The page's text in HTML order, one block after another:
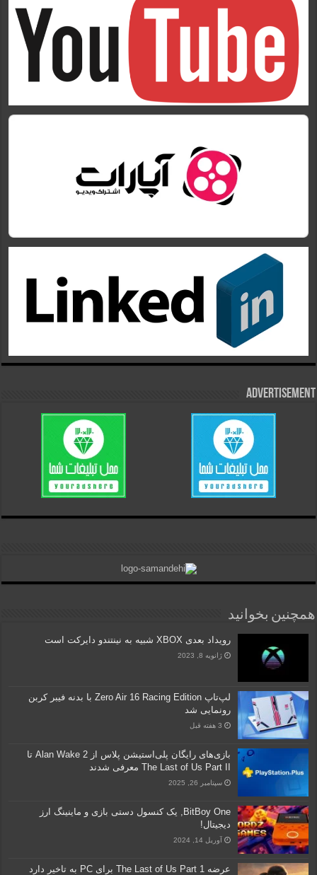
Advertisement
همچنین بخوانید
رویداد بعدی XBOX شبیه به نینتندو دایرکت است
ژانویه 8, 2023
لپ‌تاپ Zero Air 16 Racing Edition با بدنه فیبر کربن
رونمایی شد
3 هفته قبل
بازی‌های رایگان پلی‌استیشن پلاس از Alan Wake 2 تا
The Last of Us Part II معرفی شدند
سپتامبر 26, 2025
BitBoy One, یک کنسول دستی بازی و ماینینگ ارز
دیجیتال!
آوریل 14, 2024
عرضه The Last of Us Part 1 برای PC به تاخیر دارد